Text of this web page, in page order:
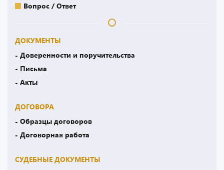
Вопрос / Ответ
ДОКУМЕНТЫ
- Доверенности и поручительства
- Письма
- Акты
ДОГОВОРА
- Образцы договоров
- Договорная работа
СУДЕБНЫЕ ДОКУМЕНТЫ